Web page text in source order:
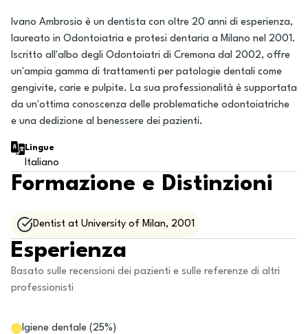
Ivano Ambrosio è un dentista con oltre 20 anni di esperienza,
laureato in Odontoiatria e protesi dentaria a Milano nel 2001.
Iscritto all'albo degli Odontoiatri di Cremona dal 2002, offre
un'ampia gamma di trattamenti per patologie dentali come
gengivite, carie e pulpite. La sua professionalità è supportata
da un'ottima conoscenza delle problematiche odontoiatriche
e una dedizione al benessere dei pazienti.
Lingue
Italiano
Formazione e Distinzioni
Dentist at University of Milan, 2001
Esperienza
Basato sulle recensioni dei pazienti e sulle referenze di altri
professionisti
Igiene dentale ( 25%)